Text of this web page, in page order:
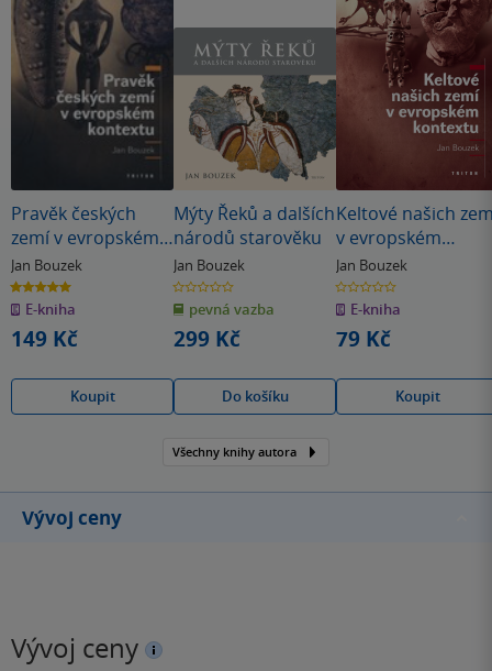
Pravěk českých
zemí v evropském
kontextu
Jan Bouzek
5.0
z
5
hvězdiček
E-kniha
149 Kč
Koupit
Mýty Řeků a dalších
národů starověku
Jan Bouzek
0.0
z
5
hvězdiček
pevná vazba
299 Kč
Do košíku
Keltové našich
v evropském
kontextu
Jan Bouzek
0.0
z
5
hvězdiček
E-kniha
79 Kč
Koupit
Všechny knihy autora
Vývoj ceny
Vývoj ceny